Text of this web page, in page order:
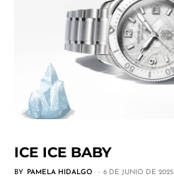
ICE ICE BABY
BY PAMELA HIDALGO 6 DE JUNIO DE 2025